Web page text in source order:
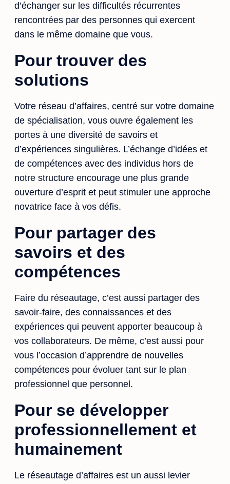
d’échanger sur les difficultés récurrentes
rencontrées par des personnes qui exercent
dans le même domaine que vous.
Pour trouver des
solutions
Votre réseau d’affaires, centré sur votre domaine
de spécialisation, vous ouvre également les
portes à une diversité de savoirs et
d’expériences singulières. L’échange d’idées et
de compétences avec des individus hors de
notre structure encourage une plus grande
ouverture d’esprit et peut stimuler une approche
novatrice face à vos défis.
Pour partager des
savoirs et des
compétences
Faire du réseautage, c’est aussi partager des
savoir-faire, des connaissances et des
expériences qui peuvent apporter beaucoup à
vos collaborateurs. De même, c’est aussi pour
vous l’occasion d’apprendre de nouvelles
compétences pour évoluer tant sur le plan
professionnel que personnel.
Pour se développer
professionnellement et
humainement
Le réseautage d’affaires est un aussi levier